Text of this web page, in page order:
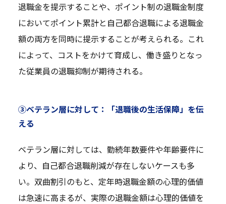
退職金を提示することや、ポイント制の退職金制度
においてポイント累計と自己都合退職による退職金
額の両方を同時に提示することが考えられる。これ
によって、コストをかけて育成し、働き盛りとなっ
た従業員の退職抑制が期待される。
③ベテラン層に対して：「退職後の生活保障」を伝
える
ベテラン層に対しては、勤続年数要件や年齢要件に
より、自己都合退職削減が存在しないケースも多
い。双曲割引のもと、定年時退職金額の心理的価値
は急速に高まるが、実際の退職金額は心理的価値を